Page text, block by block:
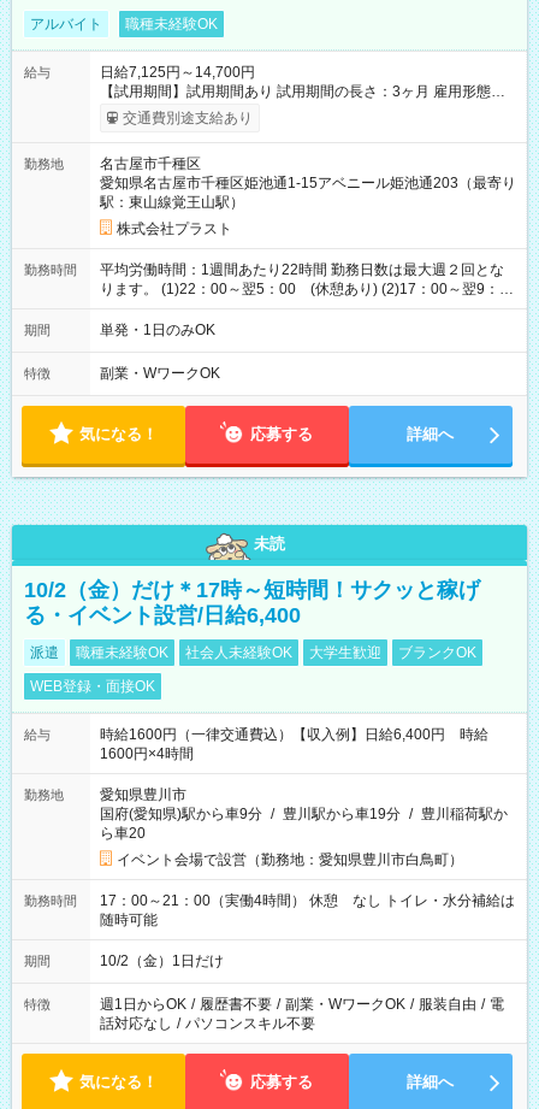
アルバイト 職種未経験OK
給与
日給7,125円～14,700円
【試用期間】試用期間あり 試用期間の長さ：3ヶ月 雇用形態、
給与は本採用時と同じです。
交通費別途支給あり
勤務地
名古屋市千種区
愛知県名古屋市千種区姫池通1-15アベニール姫池通203（最寄り
駅：東山線覚王山駅）
株式会社プラスト
勤務時間
平均労働時間：1週間あたり22時間 勤務日数は最大週２回とな
ります。 (1)22：00～翌5：00 (休憩あり) (2)17：00～翌9：
00 (休憩あり) ３６協定提出済 平均労働時間：1週間あたり22
時間 勤務日数は最大週２回となります。 (1)22：00～翌5：00
期間 単発・1日のみOK
特徴 副業・WワークOK
気になる！ 応募する 詳細へ
未読
10/2（金）だけ＊17時～短時間！サクッと稼げ
る・イベント設営/日給6,400
派遣 職種未経験OK 社会人未経験OK 大学生歓迎
ブランクOK
WEB登録・面接OK
給与
時給1600円（一律交通費込）【収入例】日給6,400円 時給
1600円×4時間
勤務地
愛知県豊川市
国府(愛知県)駅から車9分 / 豊川駅から車19分 / 豊川稲荷駅か
ら車20
イベント会場で設営（勤務地：愛知県豊川市白鳥町）
勤務時間
17：00～21：00（実働4時間） 休憩 なし トイレ・水分補給は
随時可能
期間 10/2（金）1日だけ
特徴 週1日からOK / 履歴書不要 / 副業・WワークOK / 服装自由 / 電
話対応なし / パソコンスキル不要
気になる！ 応募する 詳細へ